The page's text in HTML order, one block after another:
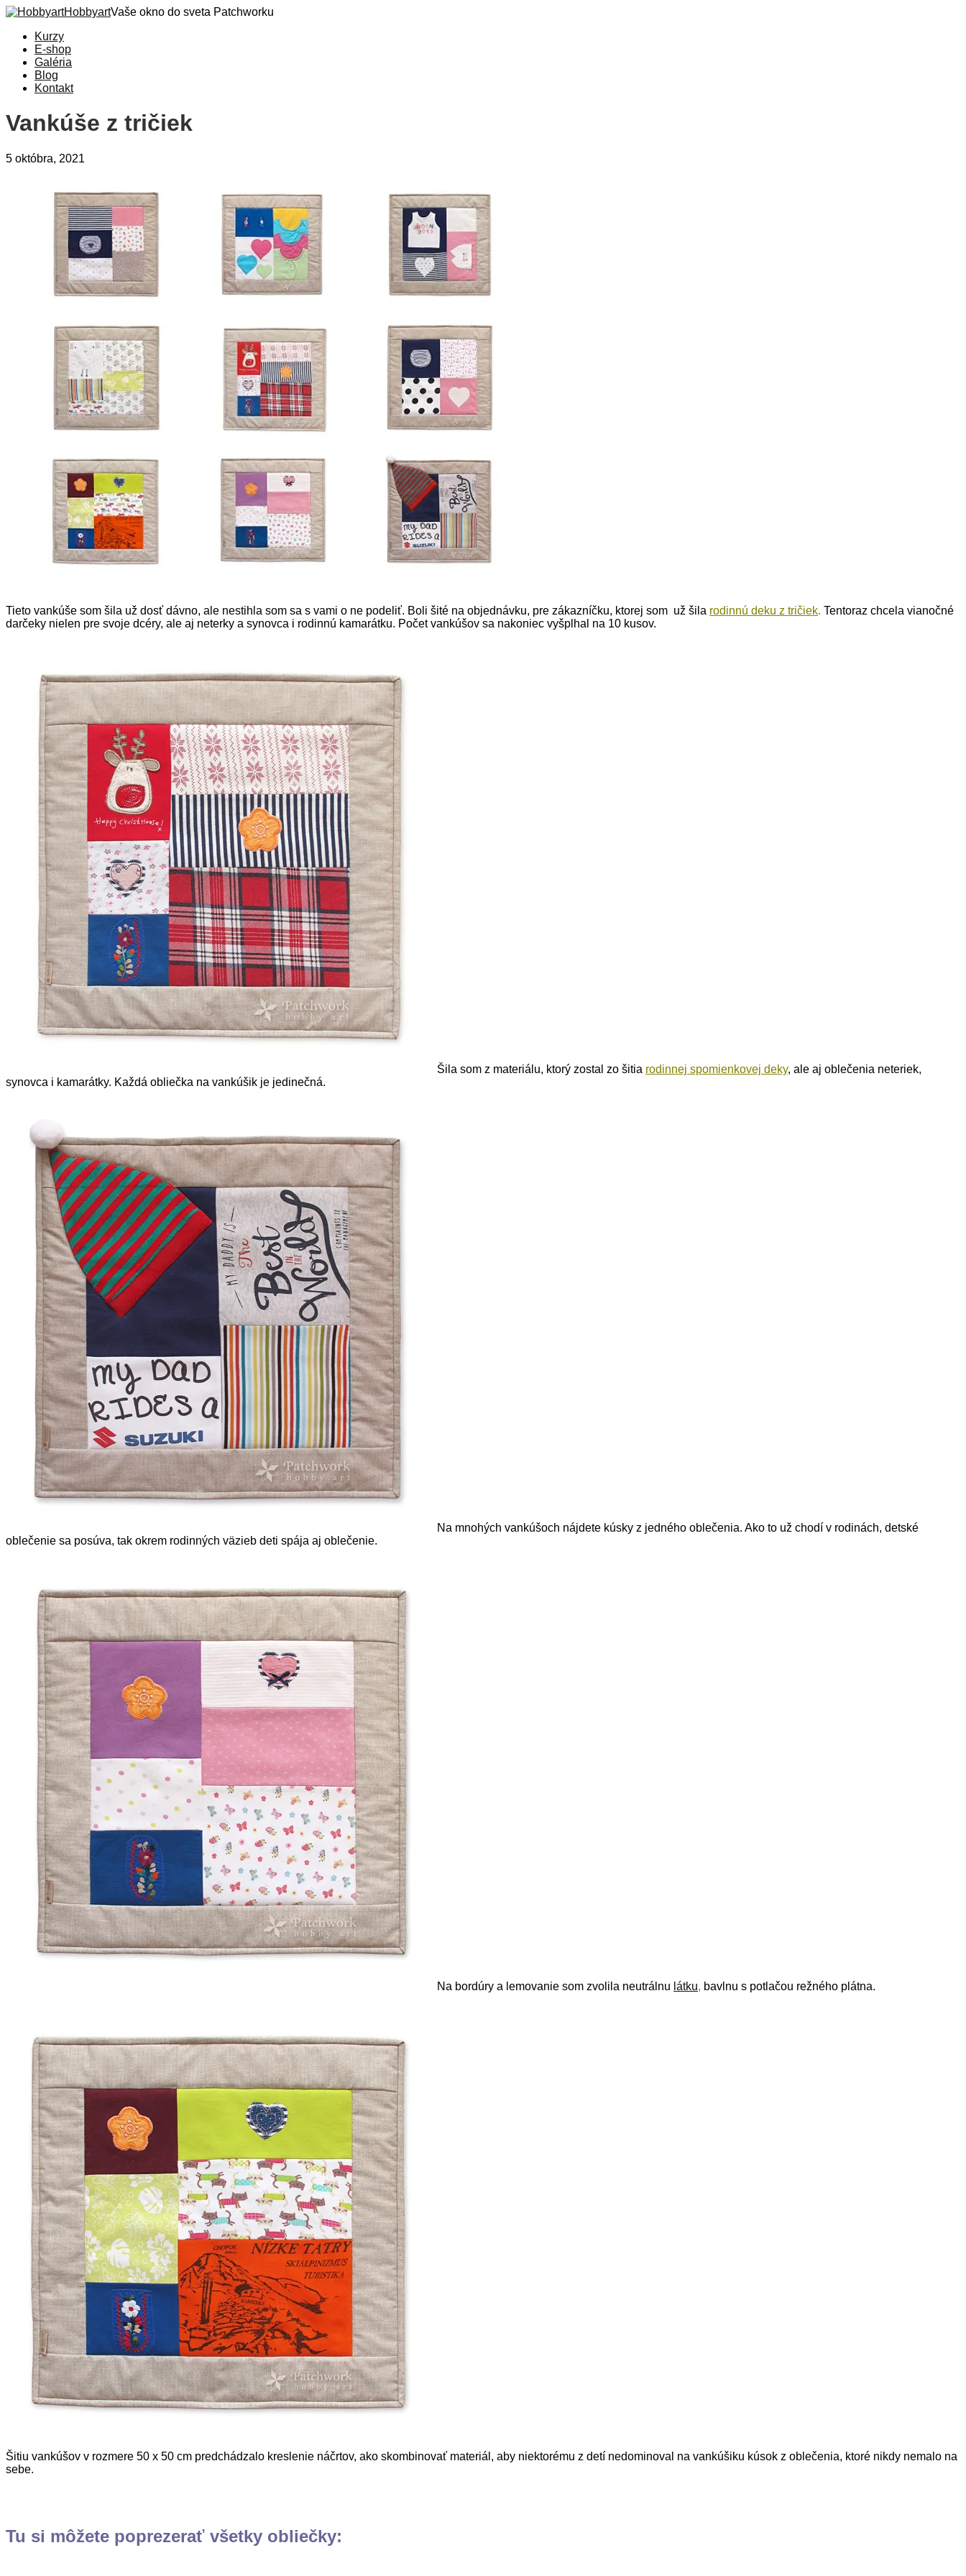
HobbyartVaše okno do sveta Patchworku
Kurzy
E-shop
Galéria
Blog
Kontakt
Vankúše z tričiek
5 októbra, 2021
Tieto vankúše som šila už dosť dávno, ale nestihla som sa s vami o ne podeliť. Boli šité na objednávku, pre zákazníčku, ktorej som už šila rodinnú deku z tričiek. Tentoraz chcela vianočné
darčeky nielen pre svoje dcéry, ale aj neterky a synovca i rodinnú kamarátku. Počet vankúšov sa nakoniec vyšplhal na 10 kusov.
Šila som z materiálu, ktorý zostal zo šitia rodinnej spomienkovej deky, ale aj oblečenia neteriek,
synovca i kamarátky. Každá obliečka na vankúšik je jedinečná.
Na mnohých vankúšoch nájdete kúsky z jedného oblečenia. Ako to už chodí v rodinách, detské
oblečenie sa posúva, tak okrem rodinných väzieb deti spája aj oblečenie.
Na bordúry a lemovanie som zvolila neutrálnu látku, bavlnu s potlačou režného plátna.
Šitiu vankúšov v rozmere 50 x 50 cm predchádzalo kreslenie náčrtov, ako skombinovať materiál, aby niektorému z detí nedominoval na vankúšiku kúsok z oblečenia, ktoré nikdy nemalo na
sebe.
Tu si môžete poprezerať všetky obliečky: